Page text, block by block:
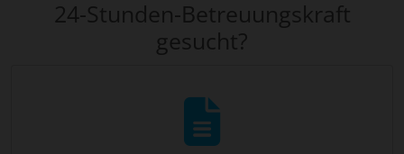
24-Stunden-Betreuungskraft
gesucht?